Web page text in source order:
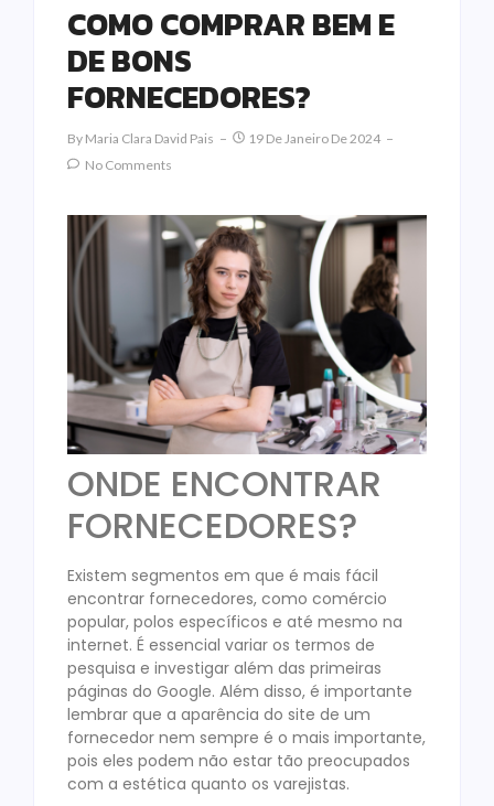
COMO COMPRAR BEM E
DE BONS
FORNECEDORES?
By Maria Clara David Pais
19 De Janeiro De 2024
No Comments
ONDE ENCONTRAR
FORNECEDORES?
Existem segmentos em que é mais fácil
encontrar fornecedores, como comércio
popular, polos específicos e até mesmo na
internet. É essencial variar os termos de
pesquisa e investigar além das primeiras
páginas do Google. Além disso, é importante
lembrar que a aparência do site de um
fornecedor nem sempre é o mais importante,
pois eles podem não estar tão preocupados
com a estética quanto os varejistas.